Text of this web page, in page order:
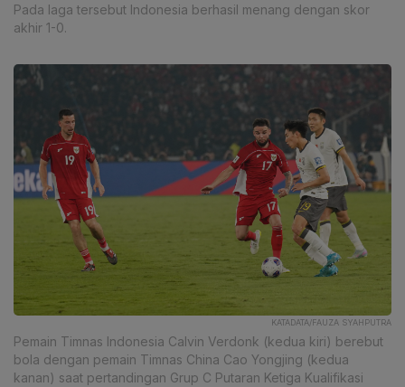
Pada laga tersebut Indonesia berhasil menang dengan skor
akhir 1-0.
KATADATA/FAUZA SYAHPUTRA
Pemain Timnas Indonesia Calvin Verdonk (kedua kiri) berebut
bola dengan pemain Timnas China Cao Yongjing (kedua
kanan) saat pertandingan Grup C Putaran Ketiga Kualifikasi